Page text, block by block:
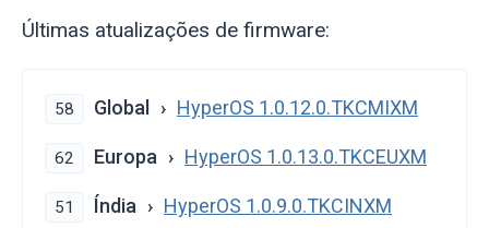
Últimas atualizações de firmware:
58 Global HyperOS 1.0.12.0.TKCMIXM
62 Europa HyperOS 1.0.13.0.TKCEUXM
51 Índia HyperOS 1.0.9.0.TKCINXM